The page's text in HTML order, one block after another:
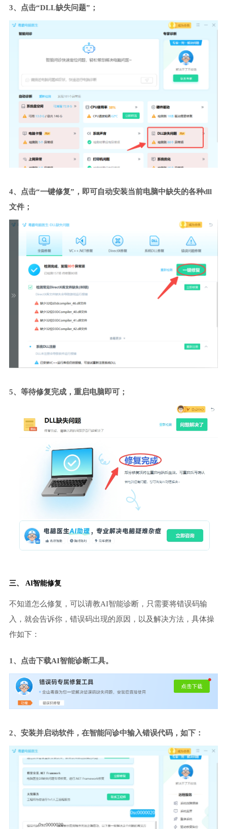
3、点击“DLL缺失问题”；
4、点击“一键修复”，即可自动安装当前电脑中缺失的各种dll
文件；
5、等待修复完成，重启电脑即可；
三、 AI智能修复
不知道怎么修复，可以请教AI智能诊断，只需要将错误码输
入，就会告诉你，错误码出现的原因，以及解决方法，具体操
作如下：
1、点击下载AI智能诊断工具。
2、安装并启动软件，在智能问诊中输入错误代码，如下：
0xc0000020
0xc0000020